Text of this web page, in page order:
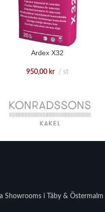
Ardex X32
950,00 kr st
Showrooms i Täby & Östermalm